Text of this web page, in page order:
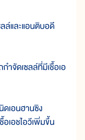
และแอนติบอดี
จัดเซลล์ที่มีเชื้อเอ
เอนฮานซิง
เอชไอวีเพิ่มขึ้น